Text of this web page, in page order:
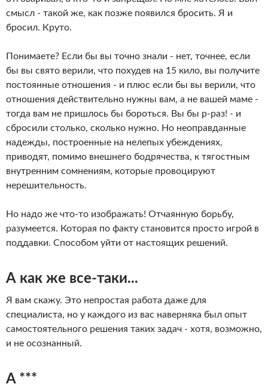
смысл - такой же, как позже появился бросить. Я и
бросил. Круто.
Понимаете? Если бы вы точно знали - нет, точнее, если
бы вы свято верили, что похудев на 15 кило, вы получите
постоянные отношения - и плюс если бы вы верили, что
отношения действительно нужны вам, а не вашей маме -
тогда вам не пришлось бы бороться. Вы бы р-раз! - и
сбросили столько, сколько нужно. Но неоправданные
надежды, построенные на нелепых убеждениях,
приводят, помимо внешнего бодрячества, к тягостным
внутренним сомнениям, которые провоцируют
нерешительность.
Но надо же что-то изображать! Отчаянную борьбу,
разумеется. Которая по факту становится просто игрой в
поддавки. Способом уйти от настоящих решений.
А как же все-таки...
Я вам скажу. Это непростая работа даже для
специалиста, но у каждого из вас наверняка был опыт
самостоятельного решения таких задач - хотя, возможно,
и не осознанный.
A ***